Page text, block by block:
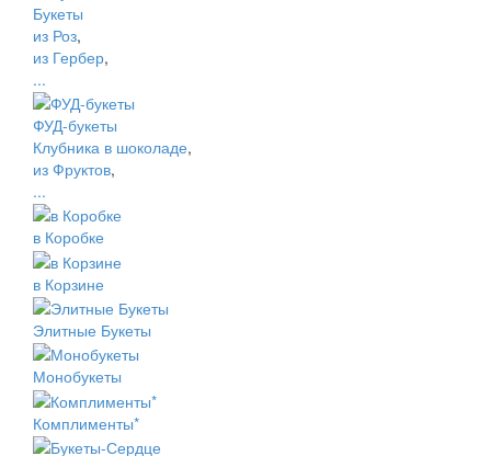
Букеты
из Роз,
из Гербер,
...
ФУД-букеты
Клубника в шоколаде,
из Фруктов,
...
в Коробке
в Корзине
Элитные Букеты
Монобукеты
Комплименты*